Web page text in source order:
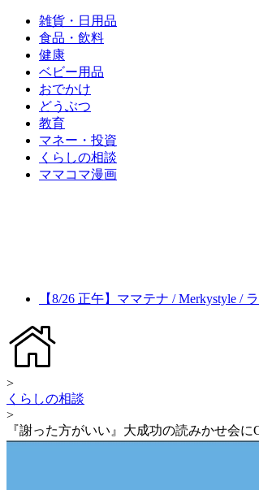
雑貨・日用品
食品・飲料
健康
ベビー用品
おでかけ
どうぶつ
教育
マネー・投資
くらしの相談
ママコマ漫画
【8/26 正午】ママテナ / Merkystyle /
>
くらしの相談
>
『謝った方がいい』大成功の読みかせ会